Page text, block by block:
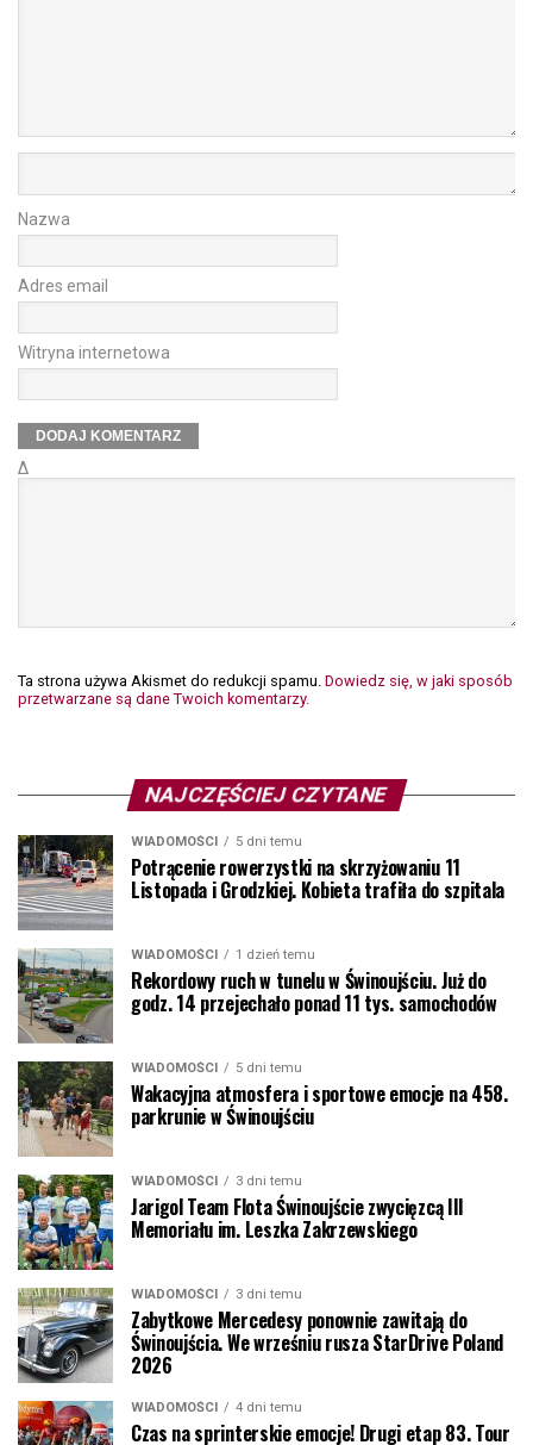
Nazwa
Adres email
Witryna internetowa
Δ
Ta strona używa Akismet do redukcji spamu. Dowiedz się, w jaki sposób
przetwarzane są dane Twoich komentarzy.
NAJCZĘŚCIEJ CZYTANE
WIADOMOŚCI 5 dni temu
Potrącenie rowerzystki na skrzyżowaniu 11
Listopada i Grodzkiej. Kobieta trafiła do szpitala
WIADOMOŚCI 1 dzień temu
Rekordowy ruch w tunelu w Świnoujściu. Już do
godz. 14 przejechało ponad 11 tys. samochodów
WIADOMOŚCI 5 dni temu
Wakacyjna atmosfera i sportowe emocje na 458.
parkrunie w Świnoujściu
WIADOMOŚCI 3 dni temu
Jarigol Team Flota Świnoujście zwycięzcą III
Memoriału im. Leszka Zakrzewskiego
WIADOMOŚCI 3 dni temu
Zabytkowe Mercedesy ponownie zawitają do
Świnoujścia. We wrześniu rusza StarDrive Poland
2026
WIADOMOŚCI 4 dni temu
Czas na sprinterskie emocje! Drugi etap 83. Tour